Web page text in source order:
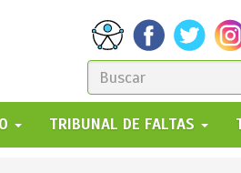
DE
BÚSQUEDA
GO!
TRIBUNAL DE FALTAS